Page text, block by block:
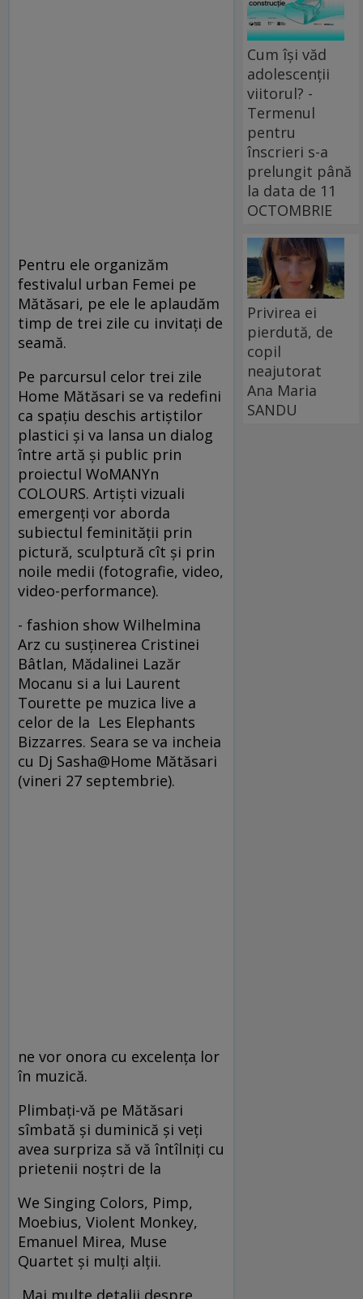
Pentru ele organizăm
festivalul urban Femei pe
Mătăsari, pe ele le aplaudăm
timp de trei zile cu invitaţi de
seamă.
Pe parcursul celor trei zile
Home Mătăsari se va redefini
ca spaţiu deschis artiştilor
plastici şi va lansa un dialog
între artă şi public prin
proiectul WoMANYn
COLOURS. Artişti vizuali
emergenţi vor aborda
subiectul feminităţii prin
pictură, sculptură cît şi prin
noile medii (fotografie, video,
video-performance).
- fashion show Wilhelmina
Arz cu susţinerea Cristinei
Bâtlan, Mădalinei Lazăr
Mocanu si a lui Laurent
Tourette pe muzica live a
celor de la Les Elephants
Bizzarres. Seara se va incheia
cu Dj Sasha@Home Mătăsari
(vineri 27 septembrie).
ne vor onora cu excelența lor
în muzică.
Plimbaţi-vă pe Mătăsari
sîmbată şi duminică şi veţi
avea surpriza să vă întîlniţi cu
prietenii noştri de la
We Singing Colors, Pimp,
Moebius, Violent Monkey,
Emanuel Mirea, Muse
Quartet şi mulţi alţii.
Mai multe detalii despre
Cum își văd
adolescenții
viitorul? -
Termenul
pentru
înscrieri s-a
prelungit până
la data de 11
OCTOMBRIE
Privirea ei
pierdută, de
copil
neajutorat
Ana Maria
SANDU